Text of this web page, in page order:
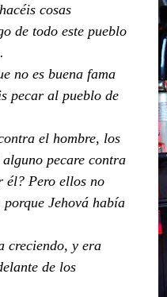
cosas
de todo este pueblo
no es buena fama
pecar al pueblo de
el hombre, los
pecare contra
él? Pero ellos no
Jehová había
creciendo, y era
de los